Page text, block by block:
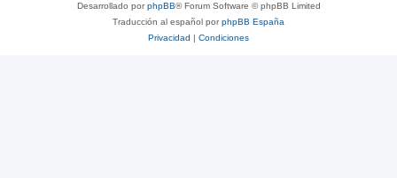
Desarrollado porphpBB® Forum Software © phpBB Limited
Traducción al español porphpBB España
Privacidad
Condiciones